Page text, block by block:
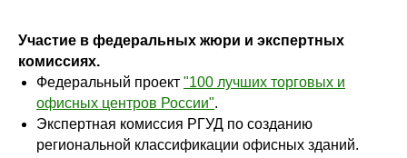
Участие в федеральных жюри и экспертных
комиссиях.
Федеральный проект "100 лучших торговых и
офисных центров России".
Экспертная комиссия РГУД по созданию
региональной классификации офисных зданий.